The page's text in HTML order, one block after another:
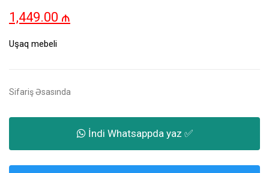
1,449.00 ₼
Uşaq mebeli
Sifariş Əsasında
İndi Whatsappda yaz ✅